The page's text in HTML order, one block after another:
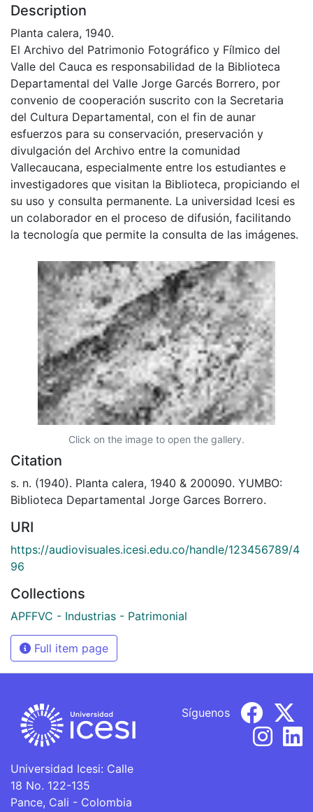
Description
Planta calera, 1940.
El Archivo del Patrimonio Fotográfico y Fílmico del
Valle del Cauca es responsabilidad de la Biblioteca
Departamental del Valle Jorge Garcés Borrero, por
convenio de cooperación suscrito con la Secretaria
del Cultura Departamental, con el fin de aunar
esfuerzos para su conservación, preservación y
divulgación del Archivo entre la comunidad
Vallecaucana, especialmente entre los estudiantes e
investigadores que visitan la Biblioteca, propiciando el
su uso y consulta permanente. La universidad Icesi es
un colaborador en el proceso de difusión, facilitando
la tecnología que permite la consulta de las imágenes.
Click on the image to open the gallery.
Citation
s. n. (1940). Planta calera, 1940 & 200090. YUMBO:
Biblioteca Departamental Jorge Garces Borrero.
URI
https://audiovisuales.icesi.edu.co/handle/123456789/4
96
Collections
APFFVC - Industrias - Patrimonial
Full item page
Universidad Icesi: Calle
18 No. 122-135
Pance, Cali - Colombia
Síguenos